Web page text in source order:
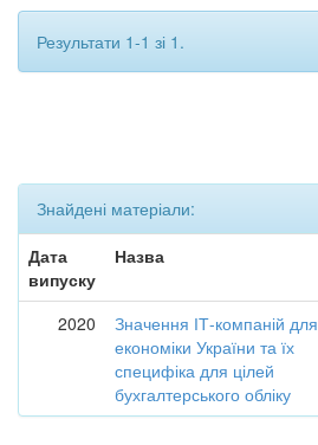
Результати 1-1 зі 1.
Знайдені матеріали:
Дата
випуску
Назва
2020
Значення ІТ-компаній для
економіки України та їх
специфіка для цілей
бухгалтерського обліку